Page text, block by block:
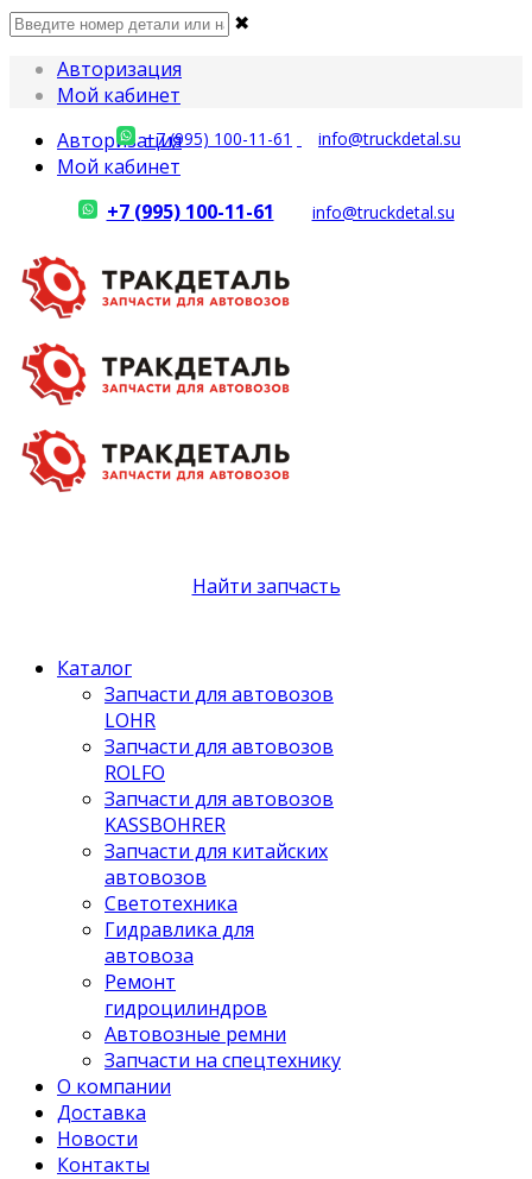
✖
Авторизация
Мой кабинет
+7 (995) 100-11-61 info@truckdetal.su
Авторизация
Мой кабинет
+7 (995) 100-11-61
info@truckdetal.su
Найти запчасть
Каталог
Запчасти для автовозов
LOHR
Запчасти для автовозов
ROLFO
Запчасти для автовозов
KASSBOHRER
Запчасти для китайских
автовозов
Светотехника
Гидравлика для
автовоза
Ремонт
гидроцилиндров
Автовозные ремни
Запчасти на спецтехнику
О компании
Доставка
Новости
Контакты